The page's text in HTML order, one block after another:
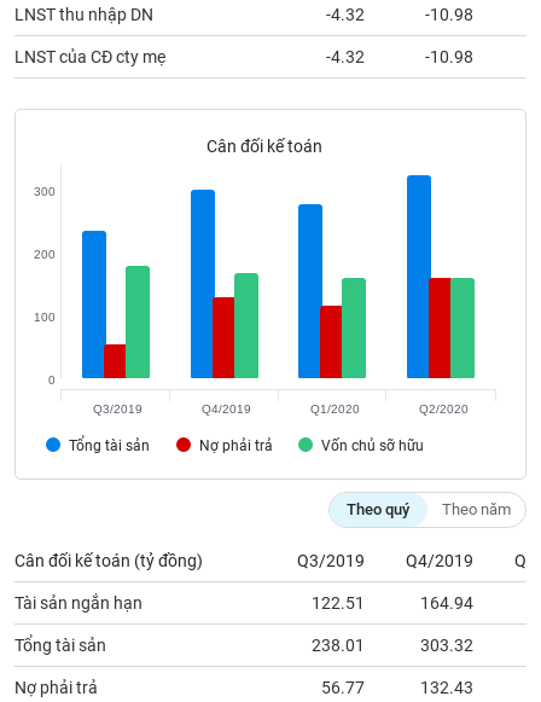
LNST thu nhập DN -4.32 -10.98
LNST của CĐ cty mẹ -4.32 -10.98
Cân đối kế toán
Tổng tài sản Nợ phải trả Vốn chủ sỡ hữu
0
100
200
300
Q3/2019 Q4/2019 Q1/2020 Q2/2020
Theo quý Theo năm
Cân đối kế toán (tỷ đồng) Q3/2019 Q4/2019
Tài sản ngắn hạn 122.51 164.94
Tổng tài sản 238.01 303.32
Nợ phải trả 56.77 132.43
Tin
tức
viết
giả
phân
Dịch
vụ
(-)